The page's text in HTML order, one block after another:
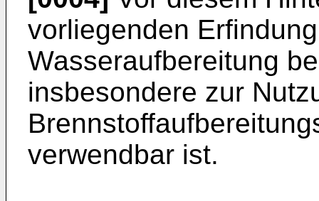
vorliegenden
Wasseraufbereitung
insbesondere zur
verwendbar ist.